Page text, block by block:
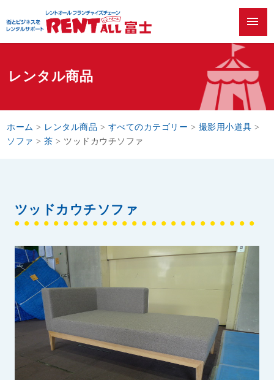
menu
レンタル商品
ホーム > レンタル商品 > すべてのカテゴリー > 撮影用小道具 >
ソファ >茶 > ツッドカウチソファ
ツッドカウチソファ